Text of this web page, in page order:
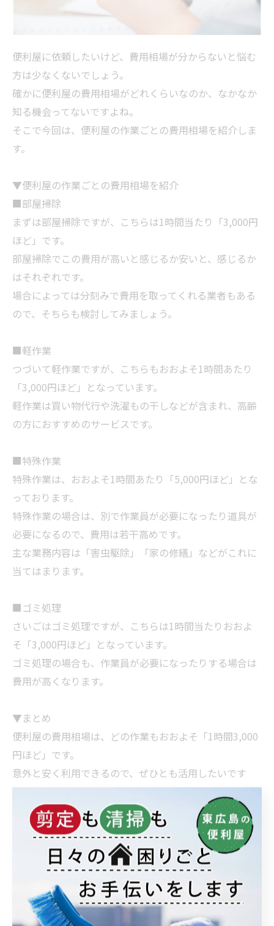
便利屋に依頼したいけど、費用相場が分からないと悩む
方は少なくないでしょう。
確かに便利屋の費用相場がどれくらいなのか、なかなか
知る機会ってないですよね。
そこで今回は、便利屋の作業ごとの費用相場を紹介しま
す。
▼便利屋の作業ごとの費用相場を紹介
■部屋掃除
まずは部屋掃除ですが、こちらは1時間当たり「3,000円
ほど」です。
部屋掃除でこの費用が高いと感じるか安いと、感じるか
はそれぞれです。
場合によっては分刻みで費用を取ってくれる業者もある
ので、そちらも検討してみましょう。
■軽作業
つづいて軽作業ですが、こちらもおおよそ1時間あたり
「3,000円ほど」となっています。
軽作業は買い物代行や洗濯もの干しなどが含まれ、高齢
の方におすすめのサービスです。
■特殊作業
特殊作業は、おおよそ1時間あたり「5,000円ほど」とな
っております。
特殊作業の場合は、別で作業員が必要になったり道具が
必要になるので、費用は若干高めです。
主な業務内容は「害虫駆除」「家の修繕」などがこれに
当てはまります。
■ゴミ処理
さいごはゴミ処理ですが、こちらは1時間当たりおおよ
そ「3,000円ほど」となっています。
ゴミ処理の場合も、作業員が必要になったりする場合は
費用が高くなります。
▼まとめ
便利屋の費用相場は、どの作業もおおよそ「1時間3,000
円ほど」です。
意外と安く利用できるので、ぜひとも活用したいです
ね。
上記以外の依頼内容については、直接
に問い合わせ
てみましょう。
「おうちの御用聞き家工房 八本松店」では、生活にまつ
わる作業全般を行っています。
全国展開しているので、まずはお気軽にご相談くださ
い。